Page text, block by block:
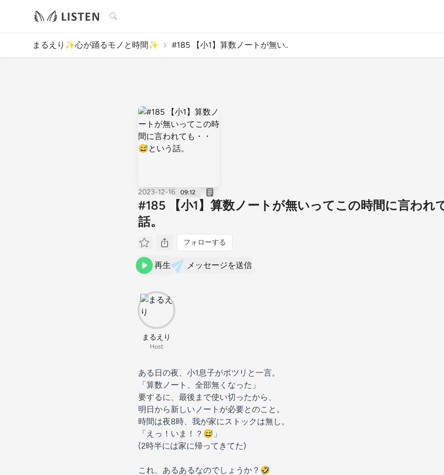
検索
まるえり✨心が踊るモノと時間✨ #185 【小1】算数ノートが無い..
2023-12-16 09:12
#185 【小1】算数ノートが無いってこの時間に言われ
話。
フォローする
再生 メッセージを送信
まるえり
Host
ある日の夜、小1息子がポツリと一言。
「算数ノート、全部無くなった」
要するに、最後まで使い切ったから、
明日から新しいノートが必要とのこと。
時間は夜8時、我が家にストックは無し。
「えっ！いま！？😅」
(2時半には家に帰ってきてた)
これ、あるあるなのでしょうか？🤣